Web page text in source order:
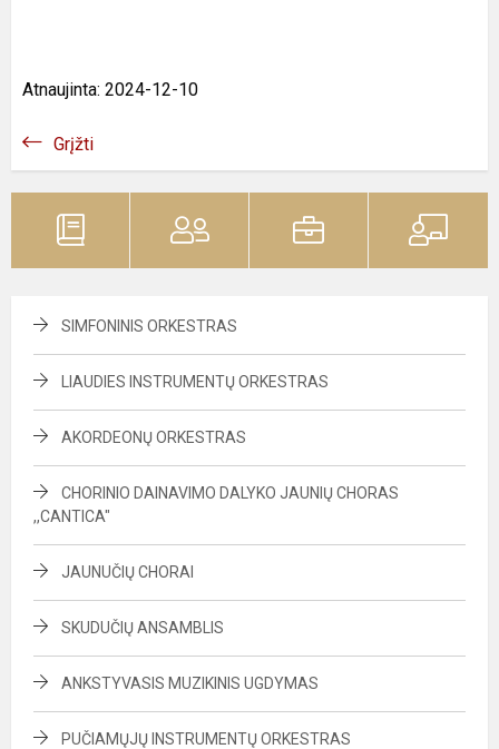
Atnaujinta: 2024-12-10
Grįžti
SIMFONINIS ORKESTRAS
LIAUDIES INSTRUMENTŲ ORKESTRAS
AKORDEONŲ ORKESTRAS
CHORINIO DAINAVIMO DALYKO JAUNIŲ CHORAS
,,CANTICA"
JAUNUČIŲ CHORAI
SKUDUČIŲ ANSAMBLIS
ANKSTYVASIS MUZIKINIS UGDYMAS
PUČIAMŲJŲ INSTRUMENTŲ ORKESTRAS